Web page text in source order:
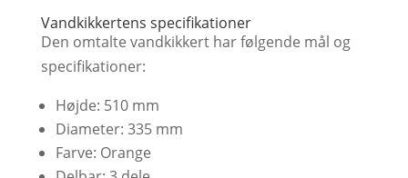
Vandkikkertens specifikationer
Den omtalte vandkikkert har følgende mål og
specifikationer:
Højde: 510 mm
Diameter: 335 mm
Farve: Orange